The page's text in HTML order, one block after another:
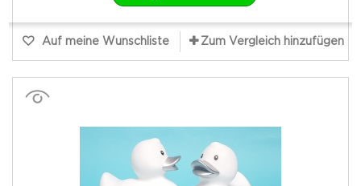
Auf meine Wunschliste Zum Vergleich hinzufügen